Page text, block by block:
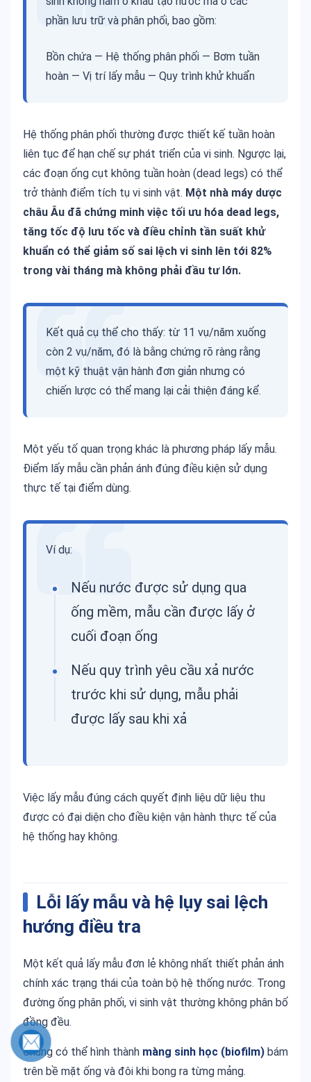
phần lưu trữ và phân phối, bao gồm:
Bồn chứa — Hệ thống phân phối — Bơm tuần
hoàn — Vị trí lấy mẫu — Quy trình khử khuẩn
Hệ thống phân phối thường được thiết kế tuần hoàn
liên tục để hạn chế sự phát triển của vi sinh. Ngược lại,
các đoạn ống cụt không tuần hoàn (dead legs) có thể
trở thành điểm tích tụ vi sinh vật. Một nhà máy dược
châu Âu đã chứng minh việc tối ưu hóa dead legs,
tăng tốc độ lưu tốc và điều chỉnh tần suất khử
khuẩn có thể giảm số sai lệch vi sinh lên tới 82%
trong vài tháng mà không phải đầu tư lớn.
Kết quả cụ thể cho thấy: từ 11 vụ/năm xuống
còn 2 vụ/năm, đó là bằng chứng rõ ràng rằng
một kỹ thuật vận hành đơn giản nhưng có
chiến lược có thể mang lại cải thiện đáng kể.
Một yếu tố quan trọng khác là phương pháp lấy mẫu.
Điểm lấy mẫu cần phản ánh đúng điều kiện sử dụng
thực tế tại điểm dùng.
Ví dụ:
Nếu nước được sử dụng qua
ống mềm, mẫu cần được lấy ở
cuối đoạn ống
Nếu quy trình yêu cầu xả nước
trước khi sử dụng, mẫu phải
được lấy sau khi xả
Việc lấy mẫu đúng cách quyết định liệu dữ liệu thu
được có đại diện cho điều kiện vận hành thực tế của
hệ thống hay không.
Lỗi lấy mẫu và hệ lụy sai lệch
hướng điều tra
Một kết quả lấy mẫu đơn lẻ không nhất thiết phản ánh
chính xác trạng thái của toàn bộ hệ thống nước. Trong
đường ống phân phối, vi sinh vật thường không phân bố
đồng đều.
Chúng có thể hình thành màng sinh học (biofilm) bám
trên bề mặt ống và đôi khi bong ra từng mảng.